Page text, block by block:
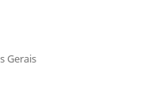
Gerais